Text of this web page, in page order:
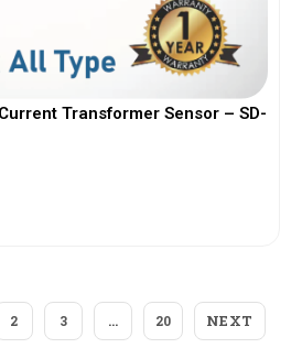
Transformer Sensor – SD-
2 3 … 20 NEXT